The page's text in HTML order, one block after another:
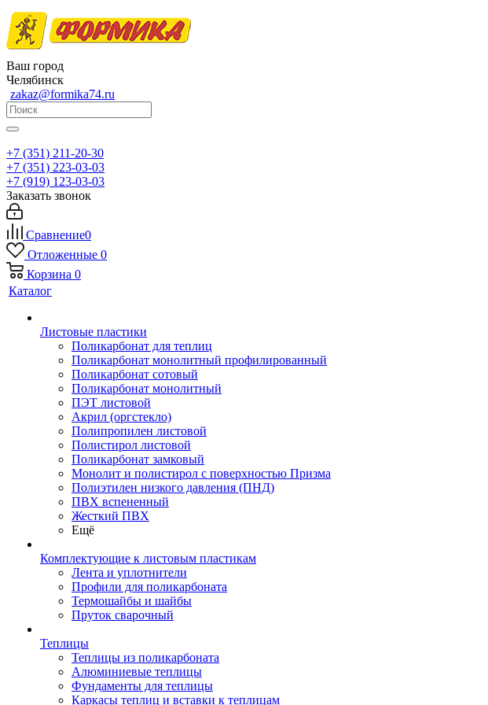
Ваш город
Челябинск
zakaz@formika74.ru
+7 (351) 211-20-30
+7 (351) 223-03-03
+7 (919) 123-03-03
Заказать звонок
Сравнение0
Отложенные 0
Корзина 0
Каталог
Листовые пластики
Поликарбонат для теплиц
Поликарбонат монолитный профилированный
Поликарбонат сотовый
Поликарбонат монолитный
ПЭТ листовой
Акрил (оргстекло)
Полипропилен листовой
Полистирол листовой
Поликарбонат замковый
Монолит и полистирол с поверхностью Призма
Полиэтилен низкого давления (ПНД)
ПВХ вспененный
Жесткий ПВХ
Ещё
Комплектующие к листовым пластикам
Лента и уплотнители
Профили для поликарбоната
Термошайбы и шайбы
Пруток сварочный
Теплицы
Теплицы из поликарбоната
Алюминиевые теплицы
Фундаменты для теплицы
Каркасы теплиц и вставки к теплицам